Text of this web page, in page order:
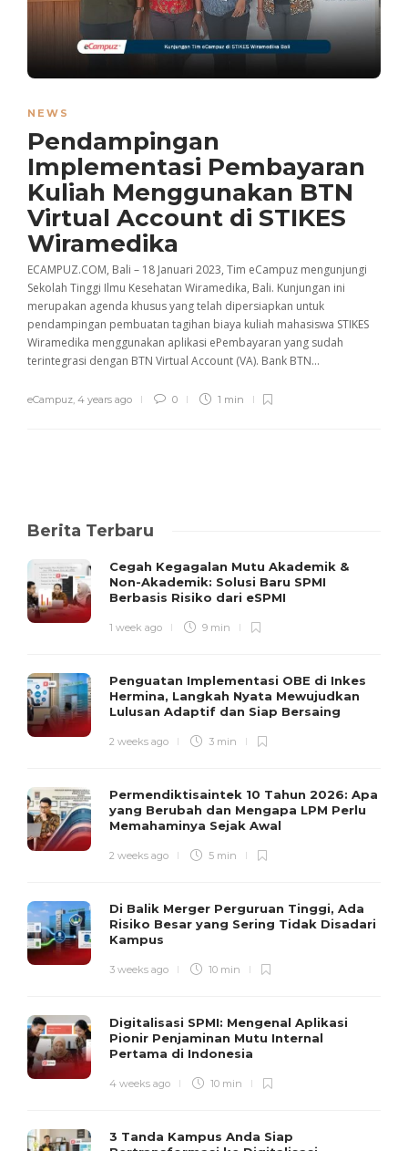
NEWS
Pendampingan
Implementasi Pembayaran
Kuliah Menggunakan BTN
Virtual Account di STIKES
Wiramedika
ECAMPUZ.COM, Bali – 18 Januari 2023, Tim eCampuz mengunjungi
Sekolah Tinggi Ilmu Kesehatan Wiramedika, Bali. Kunjungan ini
merupakan agenda khusus yang telah dipersiapkan untuk
pendampingan pembuatan tagihan biaya kuliah mahasiswa STIKES
Wiramedika menggunakan aplikasi ePembayaran yang sudah
terintegrasi dengan BTN Virtual Account (VA). Bank BTN...
eCampuz 4 years ago 0 1 min
Berita Terbaru
Cegah Kegagalan Mutu Akademik &
Non-Akademik: Solusi Baru SPMI
Berbasis Risiko dari eSPMI
1 week ago 9 min
Penguatan Implementasi OBE di Inkes
Hermina, Langkah Nyata Mewujudkan
Lulusan Adaptif dan Siap Bersaing
2 weeks ago 3 min
Permendiktisaintek 10 Tahun 2026: Apa
yang Berubah dan Mengapa LPM Perlu
Memahaminya Sejak Awal
2 weeks ago 5 min
Di Balik Merger Perguruan Tinggi, Ada
Risiko Besar yang Sering Tidak Disadari
Kampus
3 weeks ago 10 min
Digitalisasi SPMI: Mengenal Aplikasi
Pionir Penjaminan Mutu Internal
Pertama di Indonesia
4 weeks ago 10 min
3 Tanda Kampus Anda Siap